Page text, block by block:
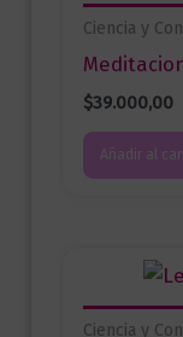
Ciencia y
$39.000,00
Añadir al
Ciencia y